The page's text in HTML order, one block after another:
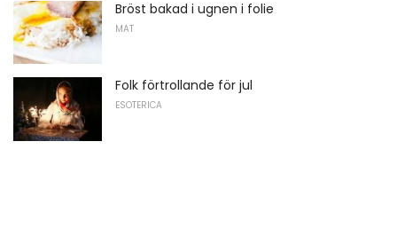
Bröst bakad i ugnen i folie
MAT
Folk förtrollande för jul
ESOTERICA